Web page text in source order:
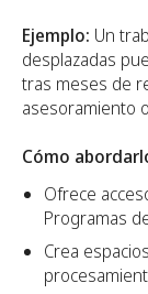
Ejemplo: Un
desplazadas
tras meses de
asesoramiento
Cómo
Ofrece
Programas
Crea